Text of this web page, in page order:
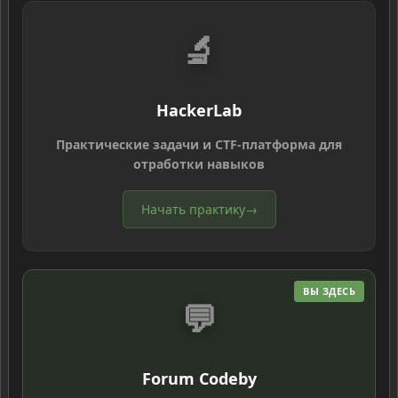
🔬
HackerLab
Практические задачи и CTF-платформа для
отработки навыков
Начать практику→
ВЫ ЗДЕСЬ
💬
Forum Codeby